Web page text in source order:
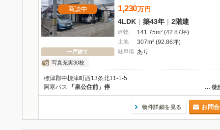
商談中
一戸建て
写真充実30枚
1,230万 円
4LDK | 築43年 | 2階建
建物 141.75m² (42.87坪)
土地 307m² (92.86坪)
駐車場 あり
標津郡中標津町西13条北11-1-5
… 徒
阿寒バス 「泉公住前」停
物件詳細を見る お問